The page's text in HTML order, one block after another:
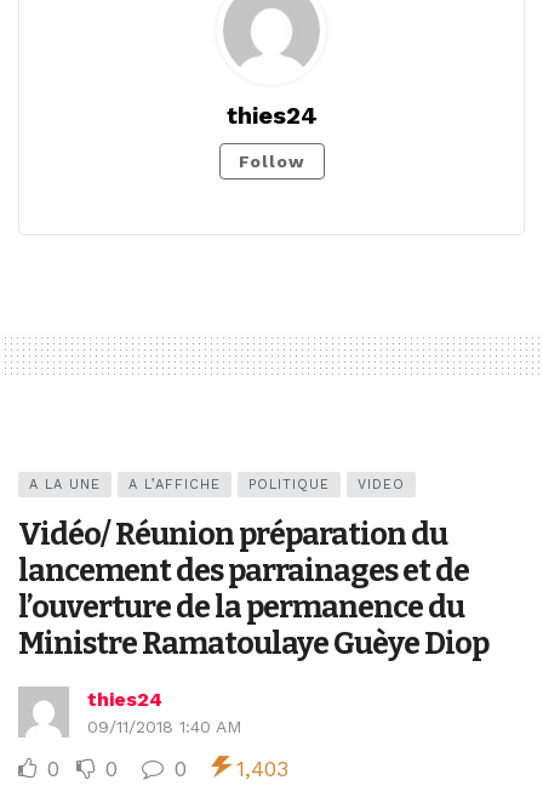
thies24
Follow
A LA UNE A L’AFFICHE POLITIQUE VIDEO
Vidéo/ Réunion préparation du
lancement des parrainages et de
l’ouverture de la permanence du
Ministre Ramatoulaye Guèye Diop
thies24
09/11/2018 1:40 AM
0 0 0 1,403